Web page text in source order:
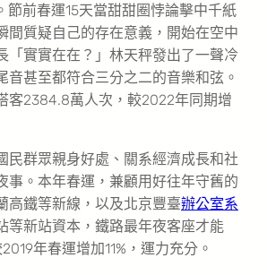
節前春運15天當甜甜圈悖論擊中千紙
間質疑自己的存在意義，開始在空中
「實實在在？」林天秤發出了一聲冷
音甚至都符合三分之二的音樂和弦。
客2384.8萬人次，較2022年同期增
群眾親身好處、關系經濟成長和社
事。本年春運，兼顧用好往年守舊的
高鐵等新線，以及北京豐臺辦公室系
等新站資本，鐵路最年夜客座才能
年春運增加11%，運力充分。